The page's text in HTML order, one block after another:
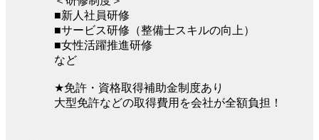
■新人社員研修
■サービス研修（整備士スキルの向上）
■女性活躍推進研修
など
★免許・資格取得補助金制度あり
大型免許などの取得費用を会社が全額負担！